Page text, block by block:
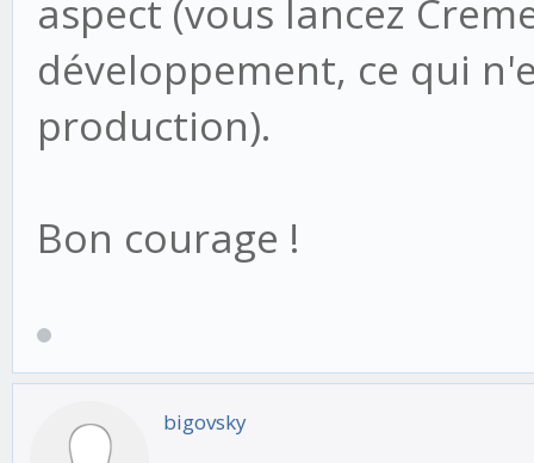
aspect (vous lancez
développement, ce qui
production).
Bon courage !
bigovsky